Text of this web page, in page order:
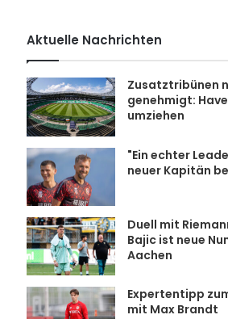
Aktuelle Nachrichten
Zusatztribünen
genehmigt:
umziehen
"Ein echter
neuer Kapitän
Duell mit
Bajic ist neue
Aachen
Expertentipp
mit Max Brandt